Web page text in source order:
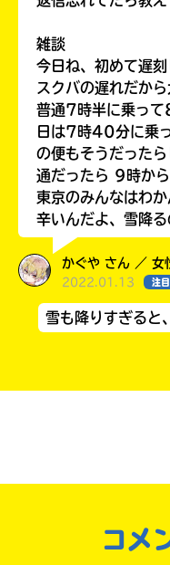
雑談
今日ね、初めて遅刻
スクバの遅れだから
普通7時半に乗っ
日は7時40分に乗
の便もそうだった
通だったら 9時から
東京のみんなはわ
辛いんだよ、雪降る
かぐや さん ／ 女
2022.01.13 注
雪も降りすぎる
あけましておめで
さてさて、さくら
コメ